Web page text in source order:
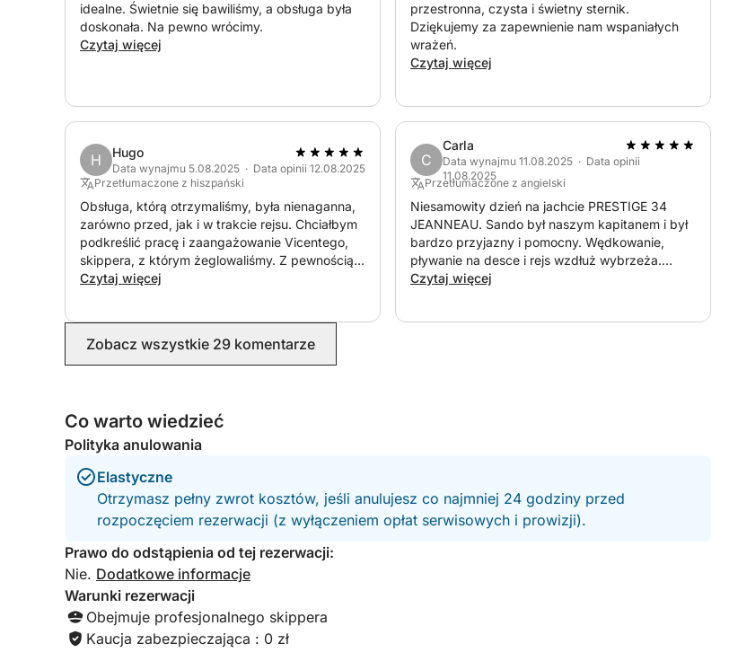
idealne. Świetnie się bawiliśmy, a obsługa była
doskonała. Na pewno wrócimy.
Czytaj więcej
przestronna, czysta i świetny sternik.
Dziękujemy za zapewnienie nam wspaniałych
wrażeń.
Czytaj więcej
H Hugo
Data wynajmu 5.08.2025 · Data opinii 12.08.2025
Przetłumaczone z hiszpański
Obsługa, którą otrzymaliśmy, była nienaganna,
zarówno przed, jak i w trakcie rejsu. Chciałbym
podkreślić pracę i zaangażowanie Vicentego,
skippera, z którym żeglowaliśmy. Z pewnością
wrócimy. Bardzo dziękujemy za wszystko.
Czytaj więcej
C
Carla
Data wynajmu 11.08.2025 · Data opinii
11.08.2025
Przetłumaczone z angielski
Niesamowity dzień na jachcie PRESTIGE 34
JEANNEAU. Sando był naszym kapitanem i był
bardzo przyjazny i pomocny. Wędkowanie,
pływanie na desce i rejs wzdłuż wybrzeża.
Idealne popołudnie, dziękuję.
Czytaj więcej
Zobacz wszystkie 29 komentarze
Co warto wiedzieć
Polityka anulowania
Elastyczne
Otrzymasz pełny zwrot kosztów, jeśli anulujesz co najmniej 24 godziny przed
rozpoczęciem rezerwacji (z wyłączeniem opłat serwisowych i prowizji).
Prawo do odstąpienia od tej rezerwacji:
Nie. Dodatkowe informacje
Warunki rezerwacji
Obejmuje profesjonalnego skippera
Kaucja zabezpieczająca : 0 zł